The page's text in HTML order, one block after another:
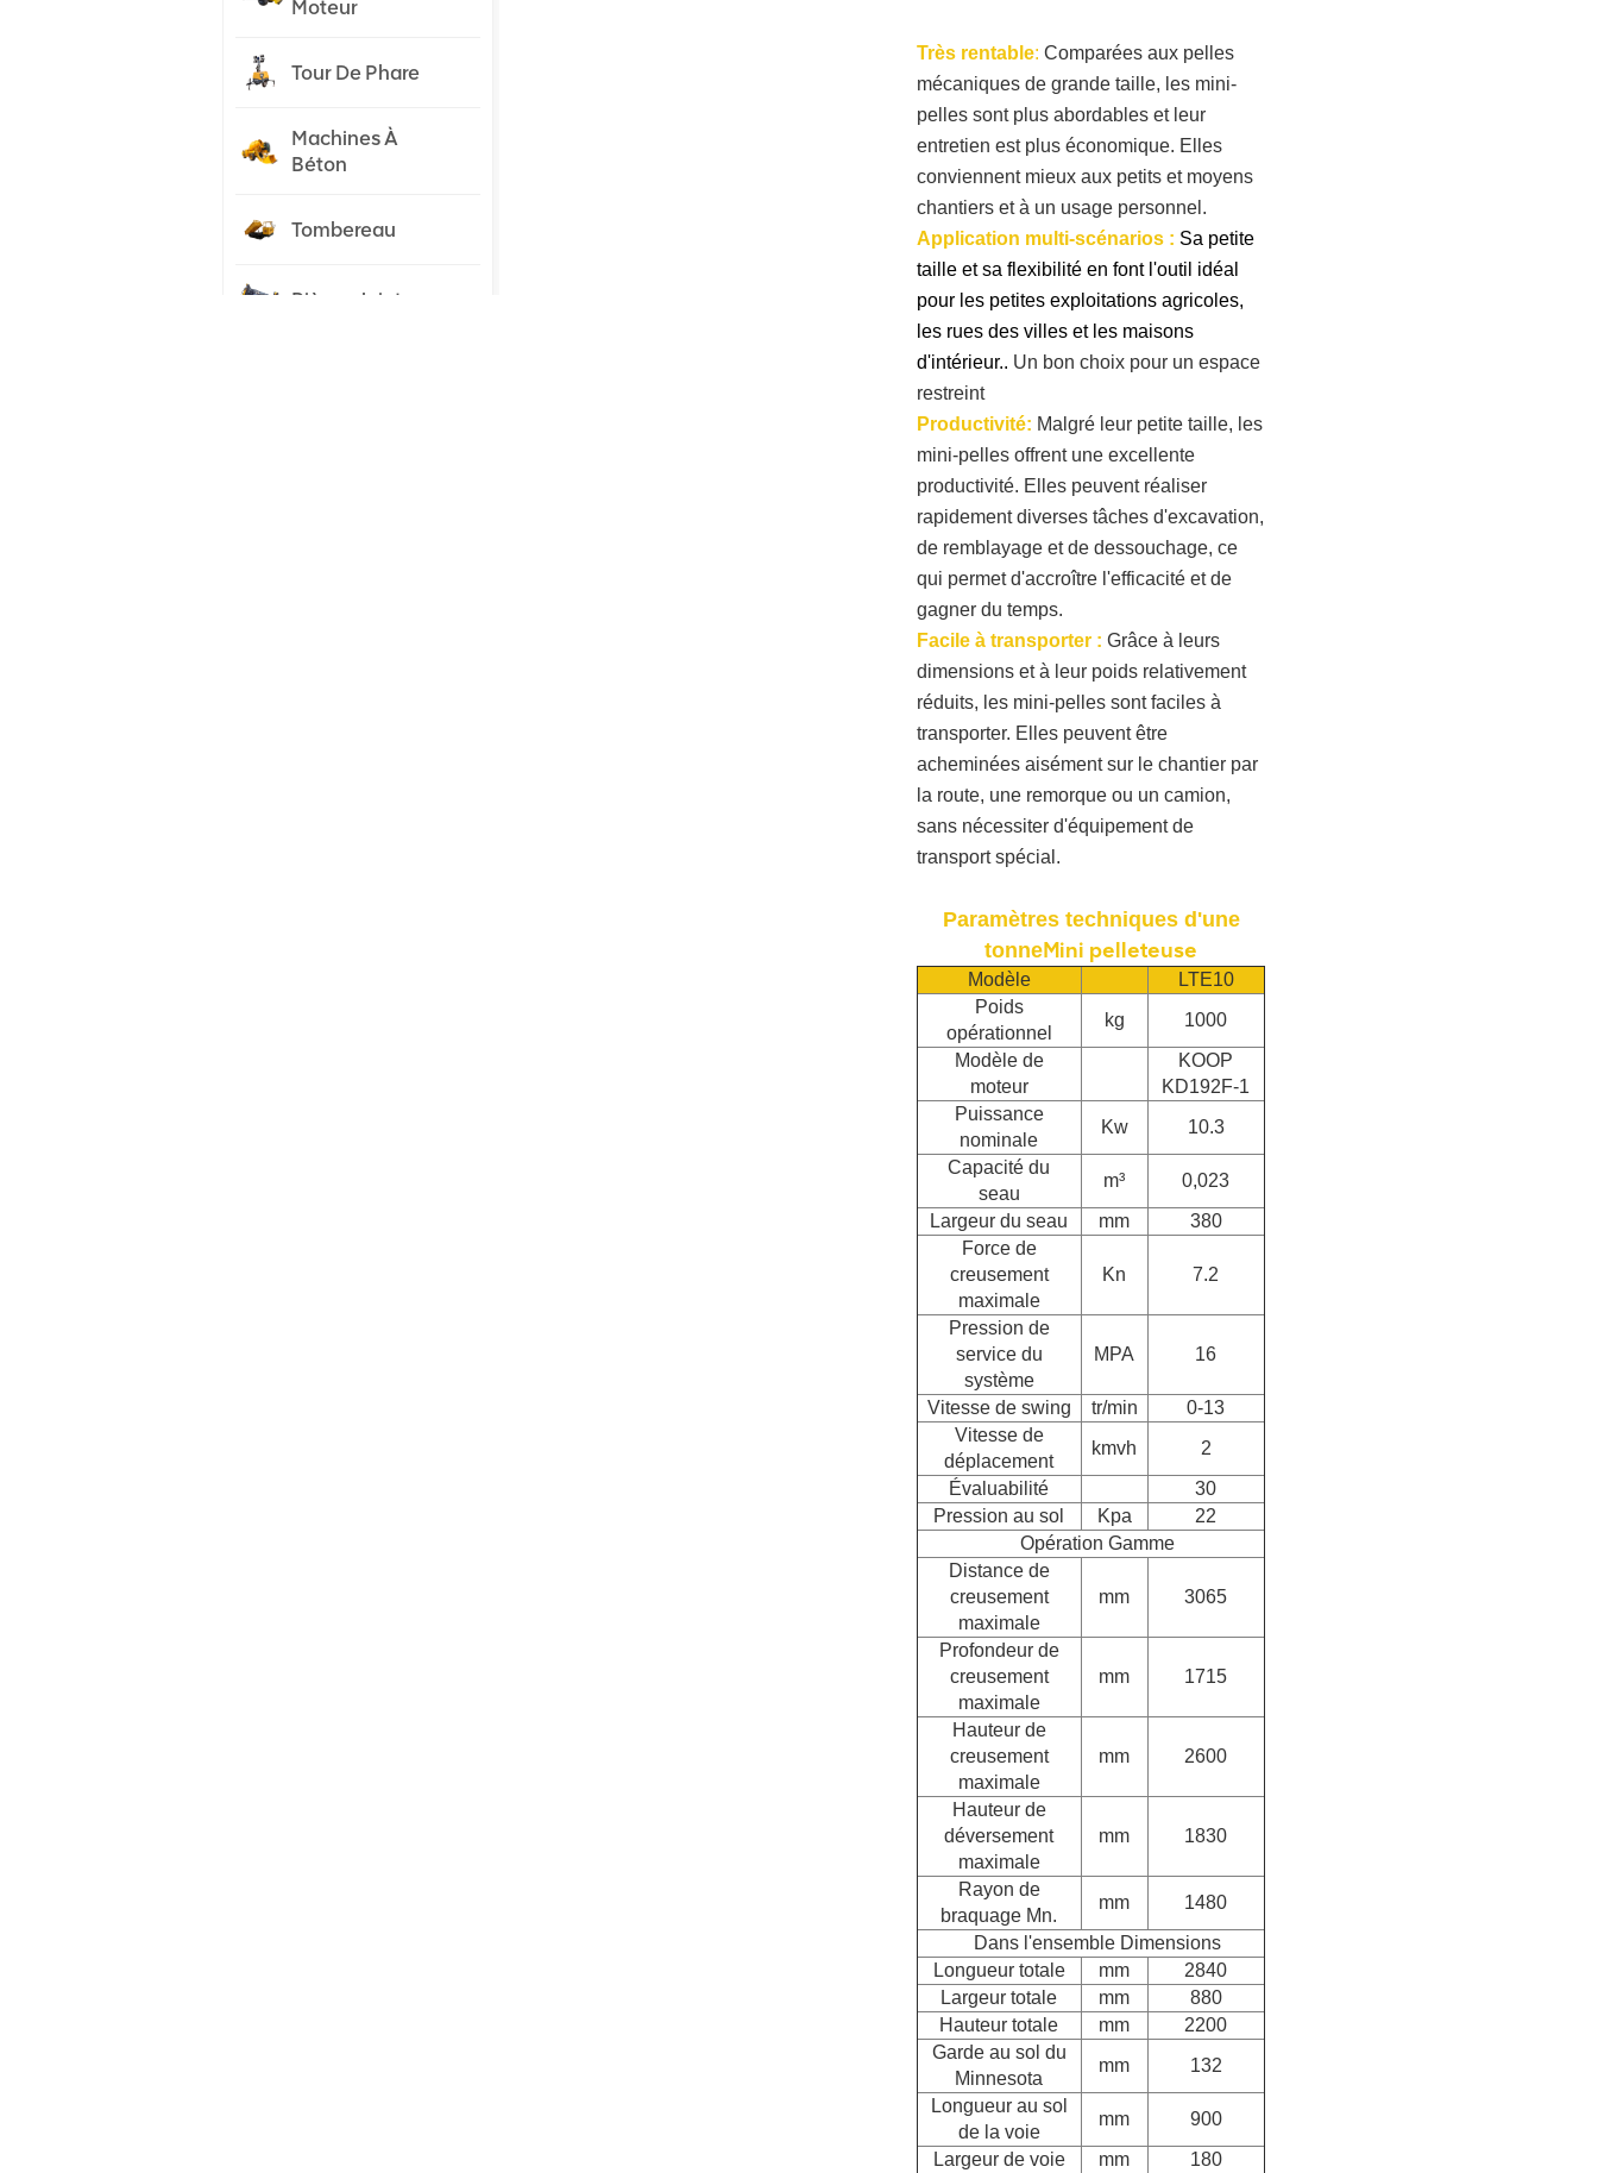
Très rentable: Comparées aux pelles
mécaniques de grande taille, les mini-
pelles sont plus abordables et leur
entretien est plus économique. Elles
conviennent mieux aux petits et moyens
chantiers et à un usage personnel.
Application multi-scénarios : Sa petite
taille et sa flexibilité en font l'outil idéal
pour les petites exploitations agricoles,
les rues des villes et les maisons
d'intérieur.. Un bon choix pour un espace
restreint
Productivité: Malgré leur petite taille, les
mini-pelles offrent une excellente
productivité. Elles peuvent réaliser
rapidement diverses tâches d'excavation,
de remblayage et de dessouchage, ce
qui permet d'accroître l'efficacité et de
gagner du temps.
Facile à transporter : Grâce à leurs
dimensions et à leur poids relativement
réduits, les mini-pelles sont faciles à
transporter. Elles peuvent être
acheminées aisément sur le chantier par
la route, une remorque ou un camion,
sans nécessiter d'équipement de
transport spécial.
Paramètres techniques d'une
tonneMini pelleteuse
Modèle
LTE10
Poids
opérationnel
kg
1000
Modèle de
moteur
KOOP
KD192F-1
Puissance
nominale
Kw
10.3
Capacité du
seau
m³
0,023
Largeur du seau
mm
380
Force de
creusement
maximale
Kn 7.2
Pression de
service du
système
MPA 16
Vitesse de swing tr/min
0-13
Vitesse de
déplacement
kmvh
2
Évaluabilité
30
Pression au sol
Kpa
22
Opération Gamme
Distance de
creusement
maximale
mm 3065
Profondeur de
creusement
maximale
mm 1715
Hauteur de
creusement
maximale
mm 2600
Hauteur de
déversement
maximale
mm 1830
Rayon de
braquage Mn.
mm
1480
Dans l'ensemble Dimensions
Longueur totale
mm
2840
Largeur totale
mm
880
Hauteur totale
mm
2200
Garde au sol du
Minnesota
mm
132
Longueur au sol
de la voie
mm
900
Largeur de voie
mm 180
Moteur
Tour De Phare
Machines À
Béton
Tombereau
Pièces Jointes